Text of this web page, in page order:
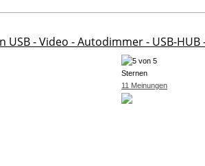
USB - Video - Autodimmer - USB-
11 Meinungen